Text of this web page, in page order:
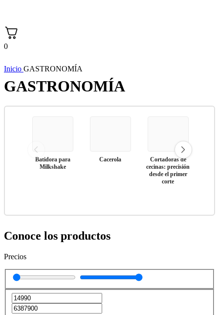
0
Inicio GASTRONOMÍA
GASTRONOMÍA
Batidora para
Milkshake
Cacerola
Cortadoras de
cecinas: precisión
desde el primer
corte
Conoce los productos
Precios